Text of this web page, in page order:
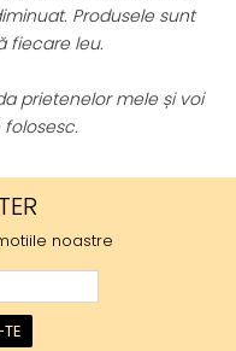
Produsele sunt
leu.
prietenelor mele și voi
noastre